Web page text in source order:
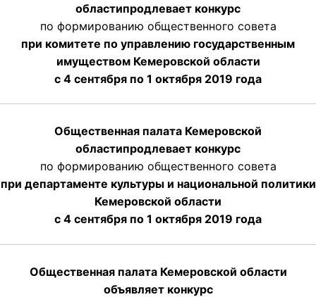
областипродлевает конкурс
по формированию общественного совета
при комитете по управлению государственным
имуществом Кемеровской области
с 4 сентября по 1 октября 2019 года
Общественная палата Кемеровской
областипродлевает конкурс
по формированию общественного совета
при департаменте культуры и национальной политики
Кемеровской области
с 4 сентября по 1 октября 2019 года
Общественная палата Кемеровской области
объявляет конкурс